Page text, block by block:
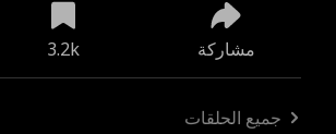
3.2k مشاركة
جميع الحلقات